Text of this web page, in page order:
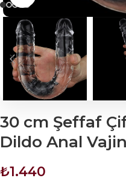
30 cm Şeffaf
Dildo Anal
₺1.440